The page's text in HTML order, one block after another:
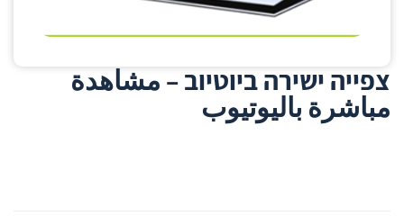
צפייה ישירה ביוטיוב – مشاهدة
مباشرة باليوتيوب